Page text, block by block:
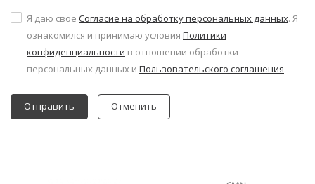
Я даю свое Согласие на обработку персональных данных. Я
ознакомился и принимаю условия Политики
конфиденциальности в отношении обработки
персональных данных и Пользовательского соглашения
Отменить